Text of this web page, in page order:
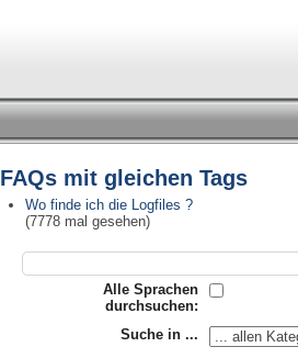
FAQs mit gleichen Tags
Wo finde ich die Logfiles ?
(7778 mal gesehen)
Alle Sprachen
durchsuchen:
Suche in ...